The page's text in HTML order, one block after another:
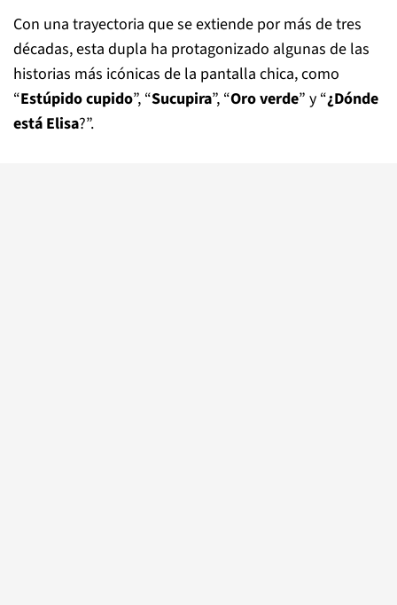
Con una trayectoria que se extiende por más de tres
décadas, esta dupla ha protagonizado algunas de las
historias más icónicas de la pantalla chica, como
“Estúpido cupido”, “Sucupira”, “Oro verde” y “¿Dónde
está Elisa?”.